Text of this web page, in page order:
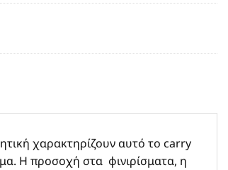
χαρακτηρίζουν αυτό το carry
Η προσοχή στα φινιρίσματα, η